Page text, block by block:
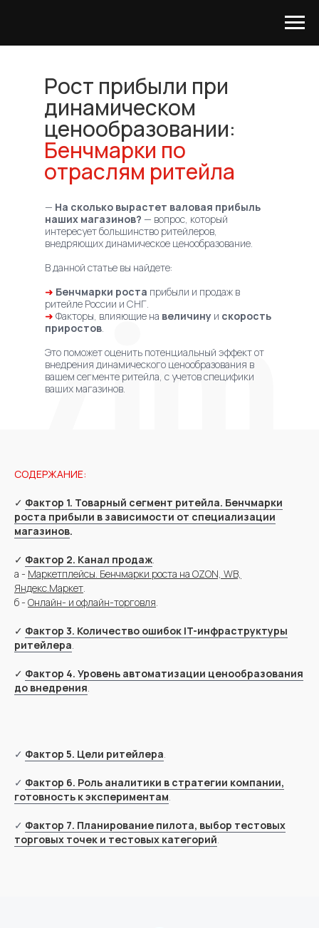
Хотите посмотреть систему
изнутри и понять, насколько
она применима для ваших
задач?
С удовольствием проведем
+7
Я даюсогласие на обработку персональных данных
Я соглашаюсь cполитикой конфиденциальности
— На сколько вырастет валовая прибыль
наших магазинов? — вопрос, который
интересует большинство ритейлеров,
внедряющих динамическое ценообразование.
В данной статье вы найдете:
➜ Бенчмарки роста прибыли и продаж в
ритейле России и СНГ.
➜ Факторы, влияющие на величину и скорость
приростов.
Это поможет оценить потенциальный эффект от
внедрения динамического ценообразования в
вашем сегменте ритейла, с учетов специфики
ваших магазинов.
Рост прибыли при
динамическом
ценообразовании:
Бенчмарки по
отраслям ритейла
СОДЕРЖАНИЕ:
✓ Фактор 1. Товарный сегмент ритейла. Бенчмарки
роста прибыли в зависимости от специализации
магазинов.
✓ Фактор 2. Канал продаж.
а - Маркетплейсы. Бенчмарки роста на OZON, WB,
Яндекс.Маркет.
б - Онлайн- и офлайн-торговля.
✓ Фактор 3. Количество ошибок IT-инфраструктуры
ритейлера.
✓ Фактор 4. Уровень автоматизации ценообразования
до внедрения.
✓ Фактор 5. Цели ритейлера.
✓ Фактор 6. Роль аналитики в стратегии компании,
готовность к экспериментам.
✓ Фактор 7. Планирование пилота, выбор тестовых
торговых точек и тестовых категорий.